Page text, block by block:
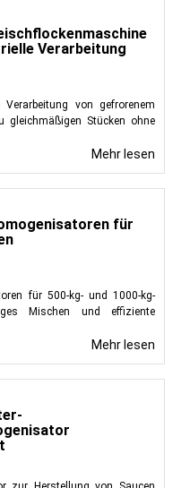
Verarbeitung
von gefrorenem
gleichmäßigen Stücken ohne
Mehr lesen
für
für 500-kg- und 1000-kg-
Mischen und effiziente
Mehr lesen